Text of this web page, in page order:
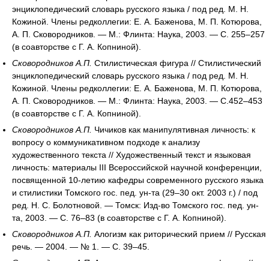
энциклопедический словарь русского языка / под ред. М. Н.
Кожиной. Члены редколлегии: Е. А. Баженова, М. П. Котюрова,
А. П. Сковородников. — М.: Флинта: Наука, 2003. — С. 255–257
(в соавторстве с Г. А. Копниной).
Сковородников А.П. Стилистическая фигура // Стилистический
энциклопедический словарь русского языка / под ред. М. Н.
Кожиной. Члены редколлегии: Е. А. Баженова, М. П. Котюрова,
А. П. Сковородников. — М.: Флинта: Наука, 2003. — С.452–453
(в соавторстве с Г. А. Копниной).
Сковородников А.П. Чичиков как манипулятивная личность: к
вопросу о коммуникативном подходе к анализу
художественного текста // Художественный текст и языковая
личность: материалы III Всероссийской научной конференции,
посвященной 10-летию кафедры современного русского языка
и стилистики Томского гос. пед. ун-та (29–30 окт. 2003 г.) / под
ред. Н. С. Болотновой. — Томск: Изд-во Томского гос. пед. ун-
та, 2003. — С. 76–83 (в соавторстве с Г. А. Копниной).
Сковородников А.П. Алогизм как риторический прием // Русская
речь. — 2004. — № 1. — С. 39–45.